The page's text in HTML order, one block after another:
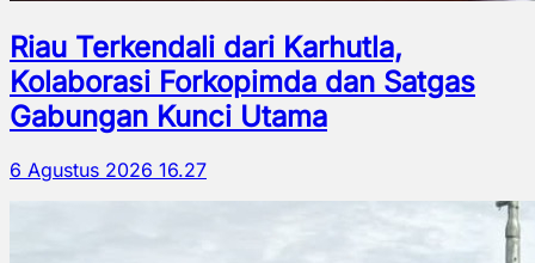
Riau Terkendali dari Karhutla,
Kolaborasi Forkopimda dan Satgas
Gabungan Kunci Utama
6 Agustus 2026 16.27